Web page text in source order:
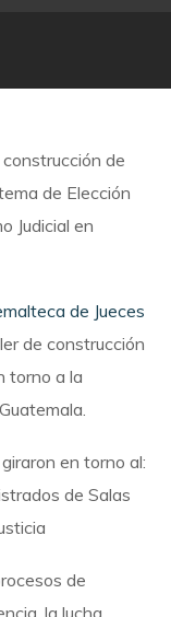
de
de Elección
Judicial en
de Jueces
de construcción
torno a la
en torno al:
de Salas
de
la lucha